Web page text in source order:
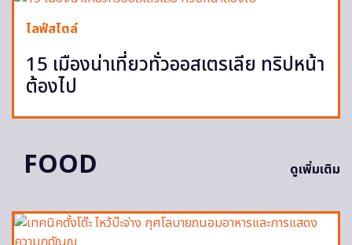
ไลฟ์สไตล์
15 เมืองน่าเที่ยวทั่วออสเตรเลีย ทริปหน้า
ต้องไป
FOOD ดูเพิ่มเติม